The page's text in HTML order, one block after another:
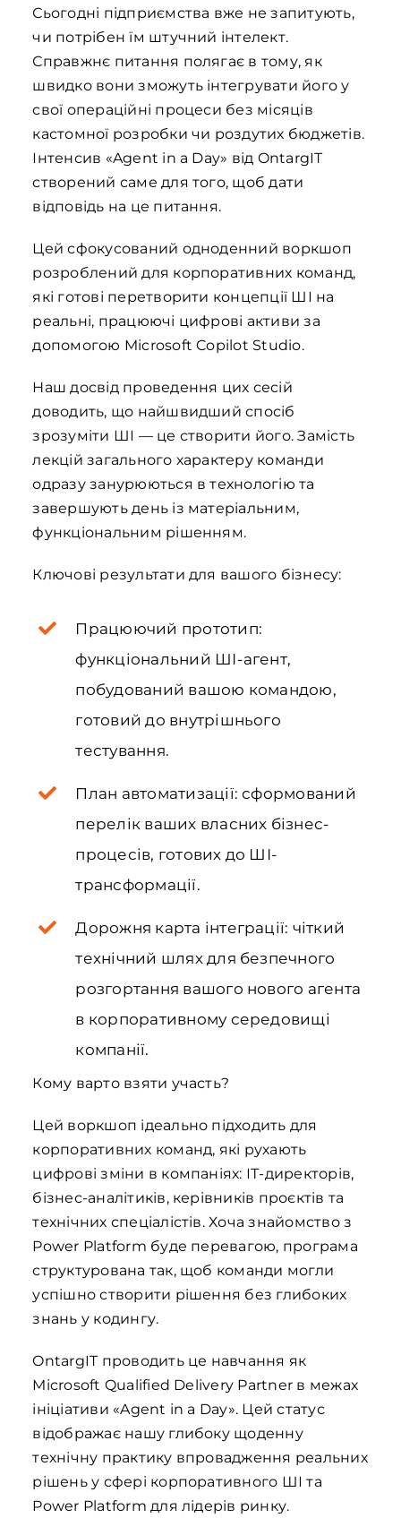
Сьогодні підприємства вже не запитують,
чи потрібен їм штучний інтелект.
Справжнє питання полягає в тому, як
швидко вони зможуть інтегрувати його у
свої операційні процеси без місяців
кастомної розробки чи роздутих бюджетів.
Інтенсив «Agent in a Day» від OntargIT
створений саме для того, щоб дати
відповідь на це питання.
Цей сфокусований одноденний воркшоп
розроблений для корпоративних команд,
які готові перетворити концепції ШІ на
реальні, працюючі цифрові активи за
допомогою Microsoft Copilot Studio.
Наш досвід проведення цих сесій
доводить, що найшвидший спосіб
зрозуміти ШІ — це створити його. Замість
лекцій загального характеру команди
одразу занурюються в технологію та
завершують день із матеріальним,
функціональним рішенням.
Ключові результати для вашого бізнесу:
Працюючий прототип:
функціональний ШІ-агент,
побудований вашою командою,
готовий до внутрішнього
тестування.
План автоматизації: сформований
перелік ваших власних бізнес-
процесів, готових до ШІ-
трансформації.
Дорожня карта інтеграції: чіткий
технічний шлях для безпечного
розгортання вашого нового агента
в корпоративному середовищі
компанії.
Кому варто взяти участь?
Цей воркшоп ідеально підходить для
корпоративних команд, які рухають
цифрові зміни в компаніях: ІТ-директорів,
бізнес-аналітиків, керівників проєктів та
технічних спеціалістів. Хоча знайомство з
Power Platform буде перевагою, програма
структурована так, щоб команди могли
успішно створити рішення без глибоких
знань у кодингу.
OntargIT проводить це навчання як
Microsoft Qualified Delivery Partner в межах
ініціативи «Agent in a Day». Цей статус
відображає нашу глибоку щоденну
технічну практику впровадження реальних
рішень у сфері корпоративного ШІ та
Power Platform для лідерів ринку.